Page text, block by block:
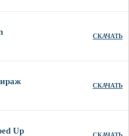
СКАЧАТЬ
СКАЧАТЬ
Up